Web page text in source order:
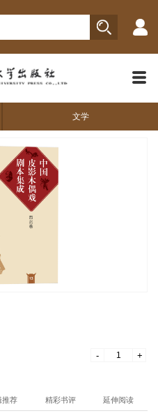
文学
- +
推荐 精彩书评 延伸阅读